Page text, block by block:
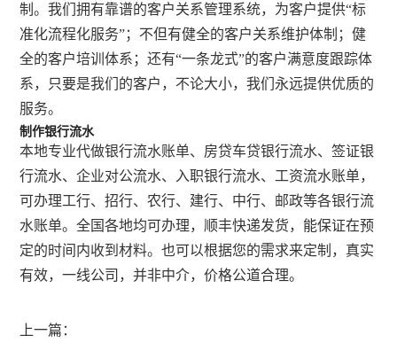
制。我们拥有靠谱的客户关系管理系统，为客户提供“标
准化流程化服务”；不但有健全的客户关系维护体制；健
全的客户培训体系；还有“一条龙式”的客户满意度跟踪体
系，只要是我们的客户，不论大小，我们永远提供优质的
服务。
制作银行流水
本地专业代做银行流水账单、房贷车贷银行流水、签证银
行流水、企业对公流水、入职银行流水、工资流水账单，
可办理工行、招行、农行、建行、中行、邮政等各银行流
水账单。全国各地均可办理，顺丰快递发货，能保证在预
定的时间内收到材料。也可以根据您的需求来定制，真实
有效，一线公司，并非中介，价格公道合理。
上一篇：